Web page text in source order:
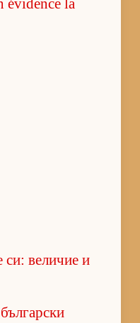
си: величие и
бъл­гар­ски